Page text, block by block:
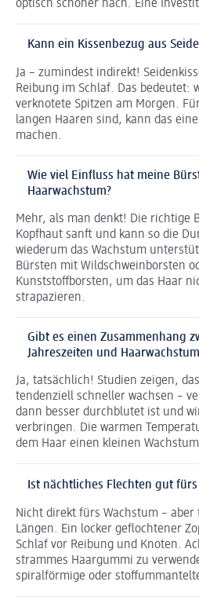
optisch schöner nach. Eine
Kann ein Kissenbezug aus
Ja – zumindest indirekt!
Reibung im Schlaf. Das bedeutet:
verknotete Spitzen am Morgen.
langen Haaren sind, kann das
machen.
Wie viel Einfluss hat meine
Haarwachstum?
Mehr, als man denkt! Die richtige
Kopfhaut sanft und kann so die
wiederum das Wachstum
Bürsten mit Wildschweinborsten
Kunststoffborsten, um das Haar
strapazieren.
Gibt es einen Zusammenhang
Jahreszeiten und
Ja, tatsächlich! Studien zeigen,
tendenziell schneller wachsen –
dann besser durchblutet ist und
verbringen. Die warmen
dem Haar einen kleinen
Ist nächtliches Flechten gut
Nicht direkt fürs Wachstum –
Längen. Ein locker geflochtener
Schlaf vor Reibung und Knoten.
strammes Haargummi zu
spiralförmige oder